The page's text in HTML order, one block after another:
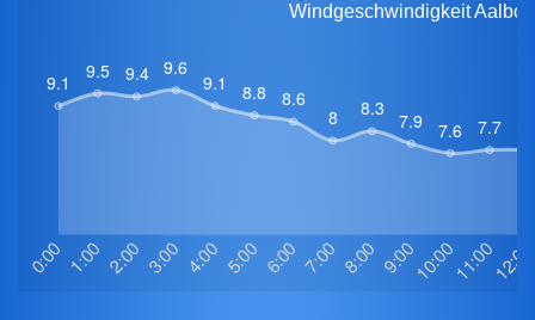
Windgeschwindigkeit